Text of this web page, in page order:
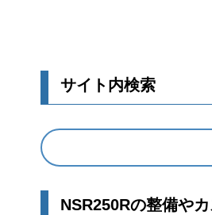
サイト内検索
NSR250Rの整備や